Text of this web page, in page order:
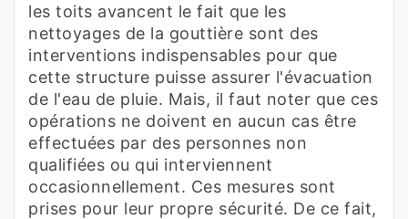
les toits avancent le fait que les
nettoyages de la gouttière sont des
interventions indispensables pour que
cette structure puisse assurer l'évacuation
de l'eau de pluie. Mais, il faut noter que ces
opérations ne doivent en aucun cas être
effectuées par des personnes non
qualifiées ou qui interviennent
occasionnellement. Ces mesures sont
prises pour leur propre sécurité. De ce fait,